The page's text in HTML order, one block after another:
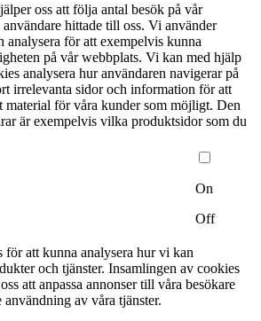
oss att följa antal besök på vår
hittade till oss. Vi använder
analysera för att exempelvis kunna
på vår webbplats. Vi kan med hjälp
analysera hur användaren navigerar på
irrelevanta sidor och information för att
material för våra kunder som möjligt. Den
är exempelvis vilka produktsidor som du
On
Off
för att kunna analysera hur vi kan
och tjänster. Insamlingen av cookies
att anpassa annonser till våra besökare
användning av våra tjänster.